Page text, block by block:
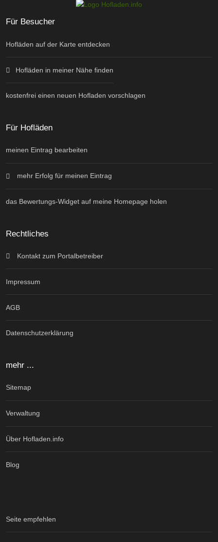
Für Besucher
Hofläden auf der Karte entdecken
Hofläden in meiner Nähe finden
kostenfrei einen neuen Hofladen vorschlagen
Für Hofläden
meinen Eintrag bearbeiten
mehr Erfolg für meinen Eintrag
das Bewertungs-Widget auf meine Homepage holen
Rechtliches
Kontakt zum Portalbetreiber
Impressum
AGB
Datenschutzerklärung
mehr ...
Sitemap
Verwaltung
Über Hofladen.info
Blog
Seite empfehlen